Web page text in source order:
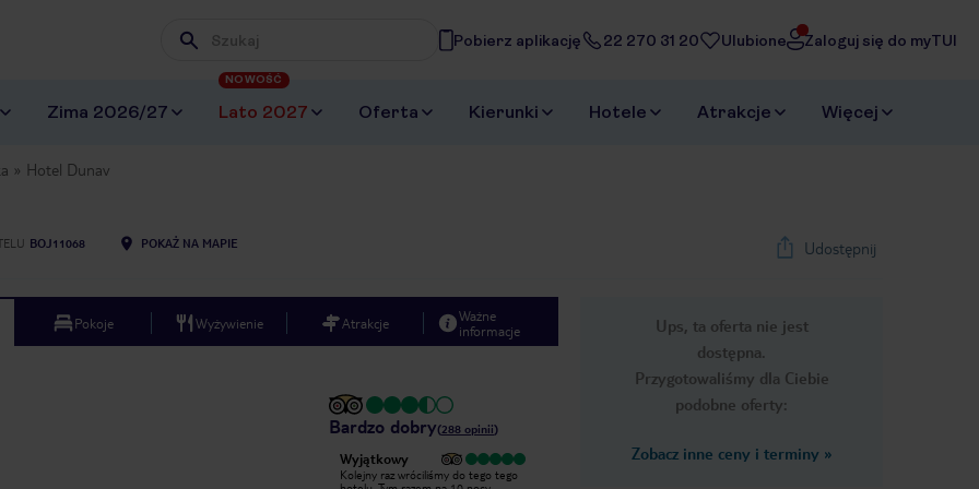
Wpisz frazę, której szukasz
Pobierz aplikację 22 270 31 20 Ulubione Zaloguj się do myTUI
Zima 2026/27 Lato 2027
NOWOŚĆ
Oferta Kierunki Hotele Atrakcje Więcej
Hotel Dunav
BOJ11068 POKAŻ NA MAPIE Udostępnij
Ups, ta oferta nie jest
dostępna.
Przygotowaliśmy dla Ciebie
podobne oferty:
Zobacz inne ceny i terminy »
Pokoje Wyżywienie Atrakcje
Ważne
informacje
Bardzo dobry(288 opinii)
Wyjątkowy
Kolejny raz wróciliśmy do tego tego
Wyjątkowy